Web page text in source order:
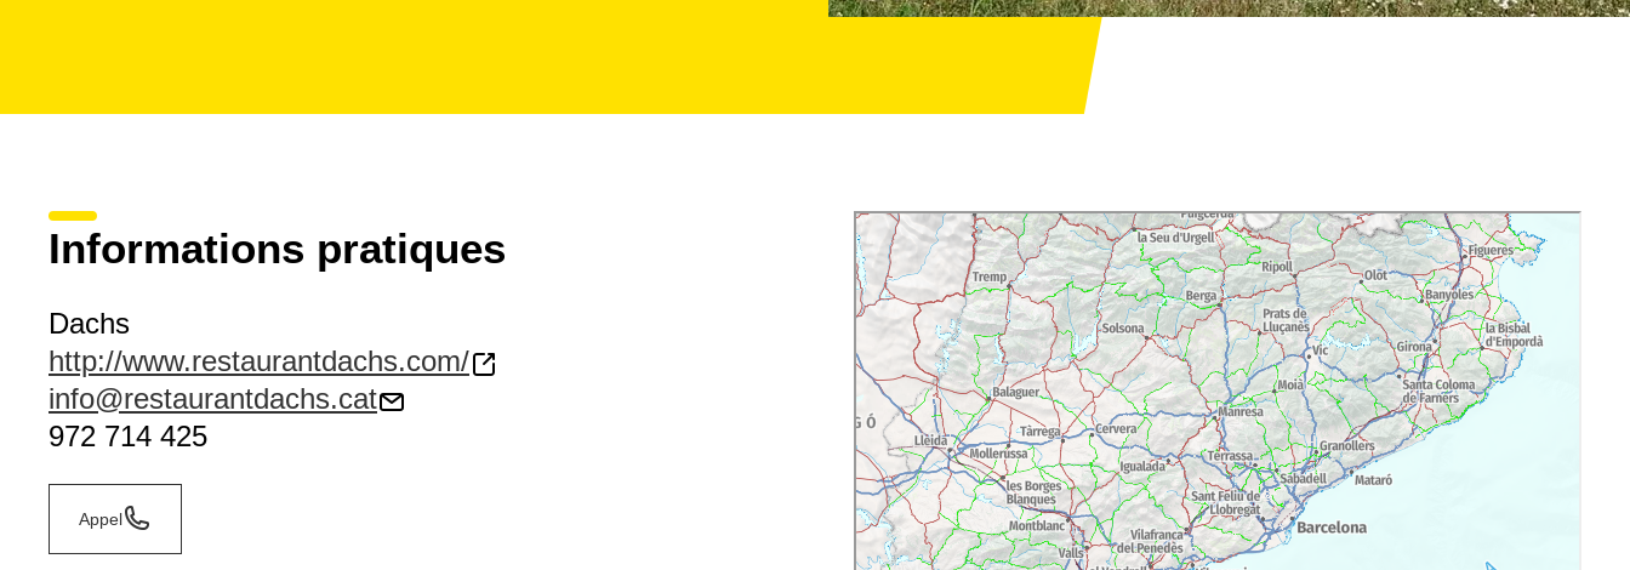
Informations pratiques
Dachs
http://www.restaurantdachs.com/
info@restaurantdachs.cat
972 714 425
Appel